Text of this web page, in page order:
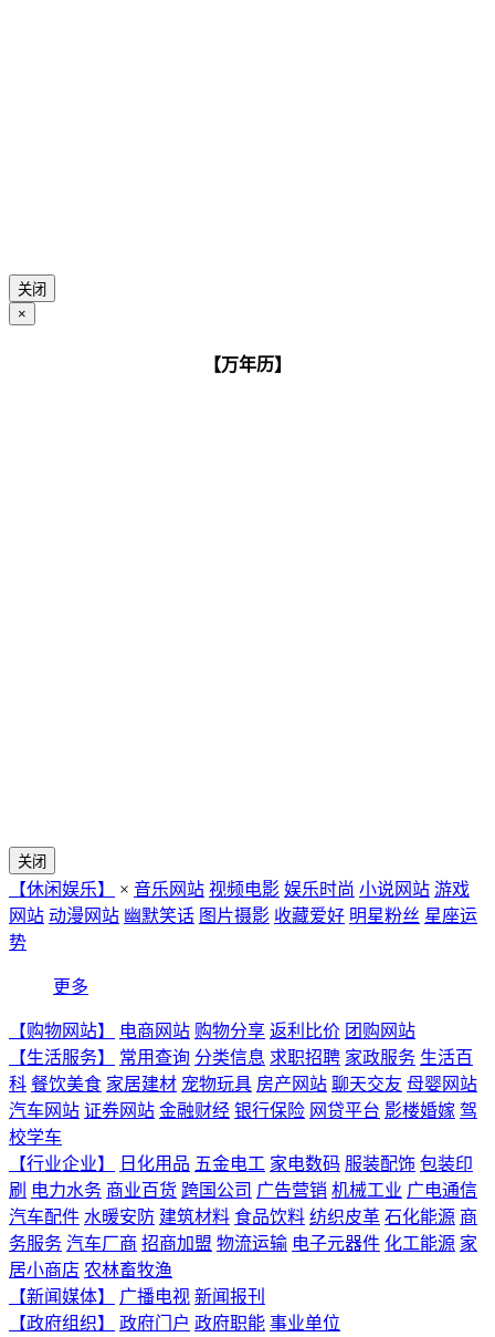
关闭
×
【万年历】
关闭
【休闲娱乐】 × 音乐网站 视频电影 娱乐时尚 小说网站 游戏
网站 动漫网站 幽默笑话 图片摄影 收藏爱好 明星粉丝 星座运
势
更多
【购物网站】 电商网站 购物分享 返利比价 团购网站
【生活服务】
常用查询 分类信息 求职招聘 家政服务 生活百
科 餐饮美食 家居建材 宠物玩具 房产网站 聊天交友 母婴网站
汽车网站 证券网站 金融财经 银行保险 网贷平台 影楼婚嫁 驾
校学车
【行业企业】
日化用品 五金电工 家电数码 服装配饰 包装印
刷 电力水务 商业百货 跨国公司 广告营销 机械工业 广电通信
汽车配件 水暖安防 建筑材料 食品饮料 纺织皮革 石化能源 商
务服务 汽车厂商 招商加盟 物流运输 电子元器件 化工能源 家
居小商店 农林畜牧渔
【新闻媒体】
广播电视 新闻报刊
【政府组织】
政府门户 政府职能 事业单位